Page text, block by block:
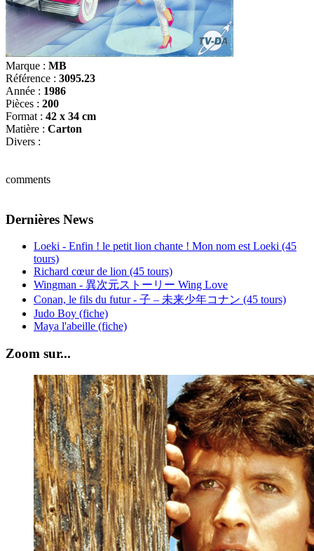
Marque : MB
Référence : 3095.23
Année : 1986
Pièces : 200
Format : 42 x 34 cm
Matière : Carton
Divers :
comments
Dernières News
Loeki - Enfin ! le petit lion chante ! Mon nom est Loeki (45
tours)
Richard cœur de lion (45 tours)
Wingman - 異次元ストーリー Wing Love
Conan, le fils du futur - 子 – 未来少年コナン (45 tours)
Judo Boy (fiche)
Maya l'abeille (fiche)
Zoom sur...